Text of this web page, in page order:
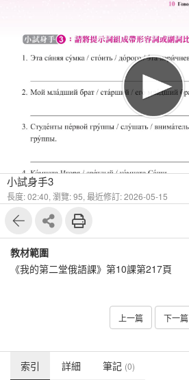
16
小試身手3
長度: 02:40, 瀏覽: 95, 最近修訂: 2026-05-15
教材範圍
《我的第二堂俄語課》第10課第217頁
上一篇 下一篇
索引 詳細 筆記 (0)